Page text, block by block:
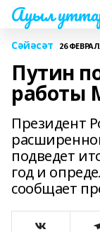
Ауыл
Сәйәсәт 26
Путин
работы
Президент
подведет
год и
сообщает